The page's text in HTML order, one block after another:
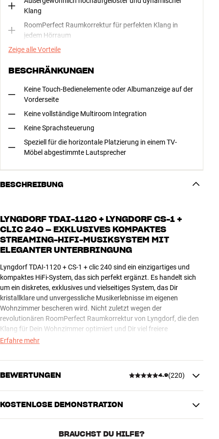
Klang
RoomPerfect Raumkorrektur für perfekten Klang in
jedem Hörraum
Zeige alle Vorteile
BESCHRÄNKUNGEN
Keine Touch-Bedienelemente oder Albumanzeige auf der
Vorderseite
Keine vollständige Multiroom Integration
Keine Sprachsteuerung
Speziell für die horizontale Platzierung in einem TV-
Möbel abgestimmte Lautsprecher
BESCHREIBUNG
LYNGDORF TDAI-1120 + LYNGDORF CS-1 +
CLIC 240 – EXKLUSIVES KOMPAKTES
STREAMING-HIFI-MUSIKSYSTEM MIT
ELEGANTER UNTERBRINGUNG
Lyngdorf TDAI-1120 + CS-1 + clic 240 sind ein einzigartiges und
kompaktes HiFi-System, das sich perfekt ergänzt. Es handelt sich
um ein diskretes, exklusives und vielseitiges System, das Dir
kristallklare und unvergessliche Musikerlebnisse im eigenen
Wohnzimmer bescheren wird. Nicht zuletzt wegen der
revolutionären RoomPerfect Raumkorrektur von Lyngdorf, die den
Klang für Dein Wohnzimmer optimiert und Dir viel freiere
Gestaltungsmöglichkeiten gibt, ohne das der Klang beeinträchtigt
Das abgebildete Bundle wird mit dem exklusiven clic 240 HiFi-Möbel
Kombinationsmöglichkeiten mit Möbeln von clic als auch von den
günstigeren Schwestermodellen von unnu. Schau Dir alle Optionen
Erfahre mehr
BEWERTUNGEN 4.9(220)
4.9
KOSTENLOSE DEMONSTRATION
BRAUCHST DU HILFE?